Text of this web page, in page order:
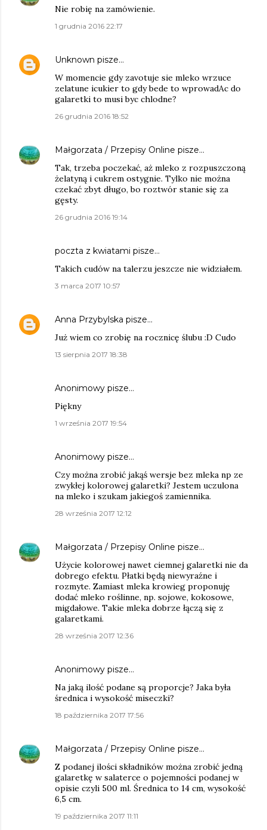
Nie robię na zamówienie.
1 grudnia 2016 22:17
Unknown pisze…
W momencie gdy zavotuje sie mleko wrzuce
zelatune icukier to gdy bede to wprowadAc do
galaretki to musi byc chlodne?
26 grudnia 2016 18:52
Małgorzata / Przepisy Online pisze…
Tak, trzeba poczekać, aż mleko z rozpuszczoną
żelatyną i cukrem ostygnie. Tylko nie można
czekać zbyt długo, bo roztwór stanie się za
gęsty.
26 grudnia 2016 19:14
poczta z kwiatami pisze…
Takich cudów na talerzu jeszcze nie widziałem.
3 marca 2017 10:57
Anna Przybylska pisze…
Już wiem co zrobię na rocznicę ślubu :D Cudo
13 sierpnia 2017 18:38
Anonimowy pisze…
Piękny
1 września 2017 19:54
Anonimowy pisze…
Czy można zrobić jakąś wersje bez mleka np ze
zwykłej kolorowej galaretki? Jestem uczulona
na mleko i szukam jakiegoś zamiennika.
28 września 2017 12:12
Małgorzata / Przepisy Online pisze…
Użycie kolorowej nawet ciemnej galaretki nie da
dobrego efektu. Płatki będą niewyraźne i
rozmyte. Zamiast mleka krowieg proponuję
dodać mleko roślinne, np. sojowe, kokosowe,
migdałowe. Takie mleka dobrze łączą się z
galaretkami.
28 września 2017 12:36
Anonimowy pisze…
Na jaką ilość podane są proporcje? Jaka była
średnica i wysokość miseczki?
18 października 2017 17:56
Małgorzata / Przepisy Online pisze…
Z podanej ilości składników można zrobić jedną
galaretkę w salaterce o pojemności podanej w
opisie czyli 500 ml. Średnica to 14 cm, wysokość
6,5 cm.
19 października 2017 11:11